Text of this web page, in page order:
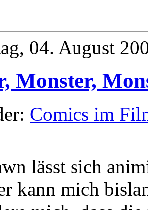
04. August
Monster,
Comics im
lässt sich
kann mich